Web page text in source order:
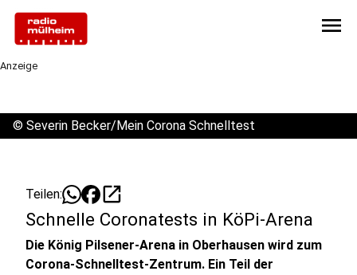
menu
Anzeige
© Severin Becker/Mein Corona Schnelltest
Teilen: open_in_new
Schnelle Coronatests in KöPi-Arena
Die König Pilsener-Arena in Oberhausen wird zum
Corona-Schnelltest-Zentrum. Ein Teil der